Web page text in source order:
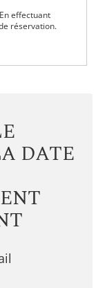
effectuant
réservation.
DATE